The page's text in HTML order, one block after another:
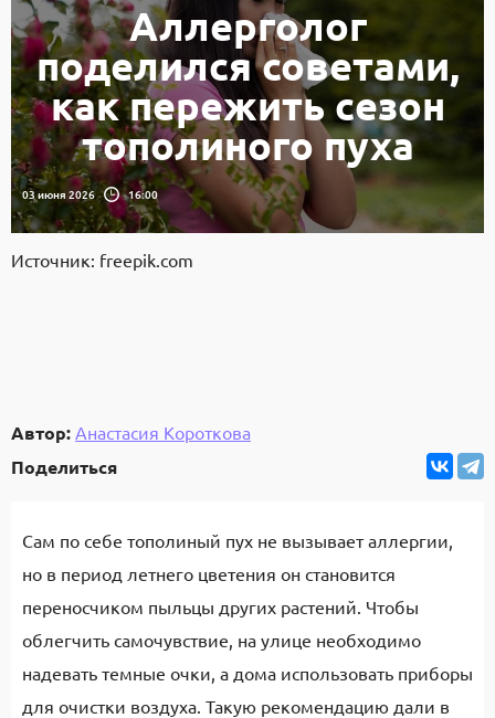
Аллерголог
поделился советами,
как пережить сезон
тополиного пуха
03 июня 2026 16:00
Источник: freepik.com
Автор: Анастасия Короткова
Поделиться
Сам по себе тополиный пух не вызывает аллергии,
но в период летнего цветения он становится
переносчиком пыльцы других растений. Чтобы
облегчить самочувствие, на улице необходимо
надевать темные очки, а дома использовать приборы
для очистки воздуха. Такую рекомендацию дали в